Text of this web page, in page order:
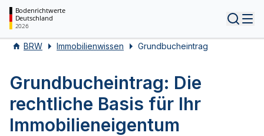
Bodenrichtwerte
Deutschland
2026
BRW Immobilienwissen Grundbucheintrag
Grundbucheintrag: Die
rechtliche Basis für Ihr
Immobilieneigentum